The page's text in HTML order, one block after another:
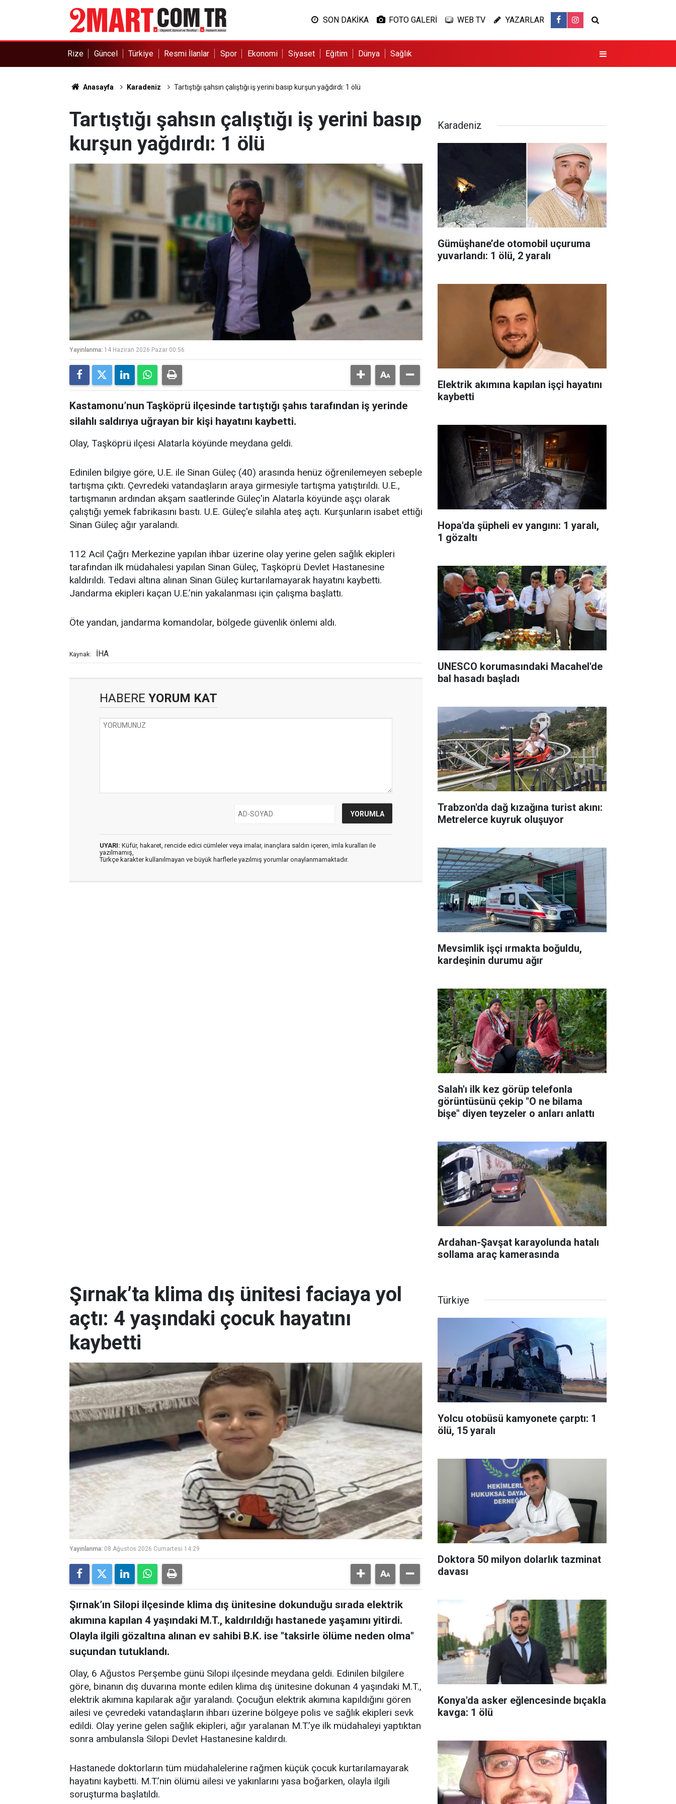
SON DAKİKA FOTO GALERİ WEB TV YAZARLAR
Rize Güncel Türkiye Resmi İlanlar Spor Ekonomi Siyaset Eğitim Dünya Sağlık
Anasayfa Karadeniz Tartıştığı şahsın çalıştığı iş yerini basıp kurşun yağdırdı: 1 ölü
Tartıştığı şahsın çalıştığı iş yerini basıp
kurşun yağdırdı: 1 ölü
Yayınlanma: 14 Haziran 2026 Pazar 00:56
Kastamonu’nun Taşköprü ilçesinde tartıştığı şahıs tarafından iş yerinde
silahlı saldırıya uğrayan bir kişi hayatını kaybetti.
Olay, Taşköprü ilçesi Alatarla köyünde meydana geldi.
Edinilen bilgiye göre, U.E. ile Sinan Güleç (40) arasında henüz öğrenilemeyen sebeple
tartışma çıktı. Çevredeki vatandaşların araya girmesiyle tartışma yatıştırıldı. U.E.,
tartışmanın ardından akşam saatlerinde Güleç'in Alatarla köyünde aşçı olarak
çalıştığı yemek fabrikasını bastı. U.E. Güleç'e silahla ateş açtı. Kurşunların isabet ettiği
Sinan Güleç ağır yaralandı.
112 Acil Çağrı Merkezine yapılan ihbar üzerine olay yerine gelen sağlık ekipleri
tarafından ilk müdahalesi yapılan Sinan Güleç, Taşköprü Devlet Hastanesine
kaldırıldı. Tedavi altına alınan Sinan Güleç kurtarılamayarak hayatını kaybetti.
Jandarma ekipleri kaçan U.E.’nin yakalanması için çalışma başlattı.
Öte yandan, jandarma komandolar, bölgede güvenlik önlemi aldı.
Kaynak: İHA
HABERE YORUM KAT
UYARI: Küfür, hakaret, rencide edici cümleler veya imalar, inançlara saldırı içeren, imla kuralları ile
yazılmamış,
Türkçe karakter kullanılmayan ve büyük harflerle yazılmış yorumlar onaylanmamaktadır.
Karadeniz
Gümüşhane’de otomobil uçuruma
yuvarlandı: 1 ölü, 2 yaralı
Elektrik akımına kapılan işçi hayatını
kaybetti
Hopa'da şüpheli ev yangını: 1 yaralı,
1 gözaltı
UNESCO korumasındaki Macahel'de
bal hasadı başladı
Trabzon'da dağ kızağına turist akını:
Metrelerce kuyruk oluşuyor
Mevsimlik işçi ırmakta boğuldu,
kardeşinin durumu ağır
Salah'ı ilk kez görüp telefonla
görüntüsünü çekip "O ne bilama
bişe" diyen teyzeler o anları anlattı
Ardahan-Şavşat karayolunda hatalı
sollama araç kamerasında
Şırnak’ta klima dış ünitesi faciaya yol
açtı: 4 yaşındaki çocuk hayatını
kaybetti
Yayınlanma: 08 Ağustos 2026 Cumartesi 14:29
Şırnak’ın Silopi ilçesinde klima dış ünitesine dokunduğu sırada elektrik
akımına kapılan 4 yaşındaki M.T., kaldırıldığı hastanede yaşamını yitirdi.
Olayla ilgili gözaltına alınan ev sahibi B.K. ise "taksirle ölüme neden olma"
suçundan tutuklandı.
Olay, 6 Ağustos Perşembe günü Silopi ilçesinde meydana geldi. Edinilen bilgilere
göre, binanın dış duvarına monte edilen klima dış ünitesine dokunan 4 yaşındaki M.T.,
elektrik akımına kapılarak ağır yaralandı. Çocuğun elektrik akımına kapıldığını gören
ailesi ve çevredeki vatandaşların ihbarı üzerine bölgeye polis ve sağlık ekipleri sevk
edildi. Olay yerine gelen sağlık ekipleri, ağır yaralanan M.T.’ye ilk müdahaleyi yaptıktan
sonra ambulansla Silopi Devlet Hastanesine kaldırdı.
Hastanede doktorların tüm müdahalelerine rağmen küçük çocuk kurtarılamayarak
hayatını kaybetti. M.T.’nin ölümü ailesi ve yakınlarını yasa boğarken, olayla ilgili
soruşturma başlatıldı.
Türkiye
Yolcu otobüsü kamyonete çarptı: 1
ölü, 15 yaralı
Doktora 50 milyon dolarlık tazminat
davası
Konya'da asker eğlencesinde bıçakla
kavga: 1 ölü